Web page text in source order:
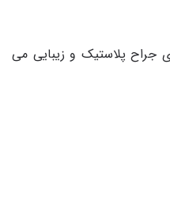
جراح پلاستیک و زیبایی می